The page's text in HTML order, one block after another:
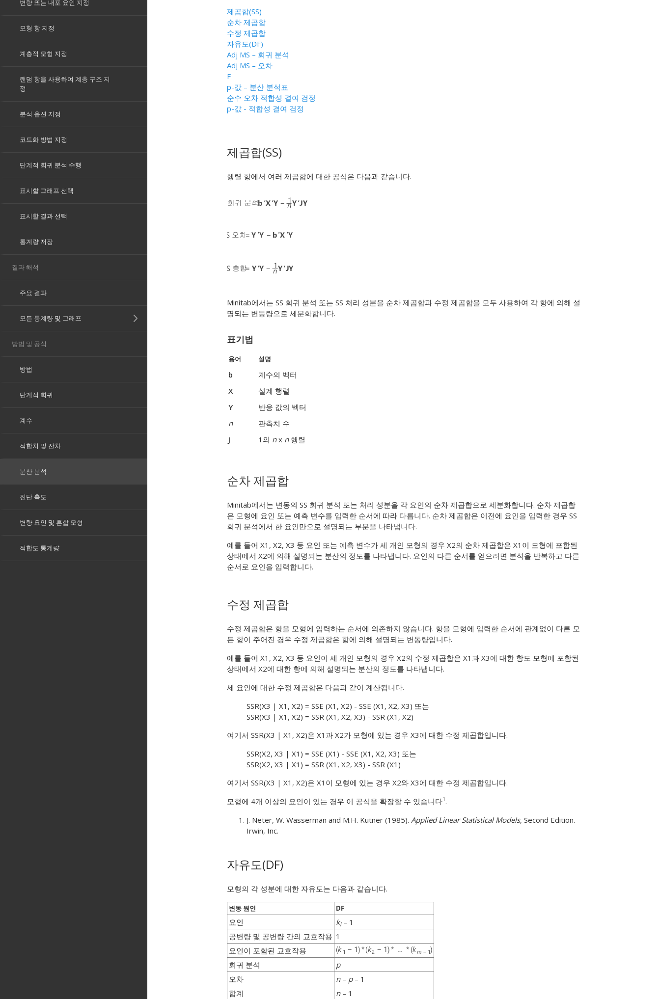
제곱합(SS)
순차 제곱합
수정 제곱합
자유도(DF)
Adj MS – 회귀 분석
Adj MS – 오차
F
p-값 – 분산 분석표
순수 오차 적합성 결여 검정
p-값 - 적합성 결여 검정
제곱합(SS)
행렬 항에서 여러 제곱합에 대한 공식은 다음과 같습니다.
Minitab에서는 SS 회귀 분석 또는 SS 처리 성분을 순차 제곱합과 수정 제곱합을 모두 사용하여 각 항에 의해 설
명되는 변동량으로 세분화합니다.
표기법
용어 설명
b
계수의 벡터
X
설계 행렬
Y
반응 값의 벡터
n
관측치 수
J
1의 nx n행렬
순차 제곱합
Minitab에서는 변동의 SS 회귀 분석 또는 처리 성분을 각 요인의 순차 제곱합으로 세분화합니다. 순차 제곱합
은 모형에 요인 또는 예측 변수를 입력한 순서에 따라 다릅니다. 순차 제곱합은 이전에 요인을 입력한 경우 SS
회귀 분석에서 한 요인만으로 설명되는 부분을 나타냅니다.
예를 들어 X1, X2, X3 등 요인 또는 예측 변수가 세 개인 모형의 경우 X2의 순차 제곱합은 X1이 모형에 포함된
상태에서 X2에 의해 설명되는 분산의 정도를 나타냅니다. 요인의 다른 순서를 얻으려면 분석을 반복하고 다른
순서로 요인을 입력합니다.
수정 제곱합
수정 제곱합은 항을 모형에 입력하는 순서에 의존하지 않습니다. 항을 모형에 입력한 순서에 관계없이 다른 모
든 항이 주어진 경우 수정 제곱합은 항에 의해 설명되는 변동량입니다.
예를 들어 X1, X2, X3 등 요인이 세 개인 모형의 경우 X2의 수정 제곱합은 X1과 X3에 대한 항도 모형에 포함된
상태에서 X2에 대한 항에 의해 설명되는 분산의 정도를 나타냅니다.
세 요인에 대한 수정 제곱합은 다음과 같이 계산됩니다.
SSR(X3 | X1, X2) = SSE (X1, X2) - SSE (X1, X2, X3) 또는
SSR(X3 | X1, X2) = SSR (X1, X2, X3) - SSR (X1, X2)
여기서 SSR(X3 | X1, X2)은 X1과 X2가 모형에 있는 경우 X3에 대한 수정 제곱합입니다.
SSR(X2, X3 | X1) = SSE (X1) - SSE (X1, X2, X3) 또는
SSR(X2, X3 | X1) = SSR (X1, X2, X3) - SSR (X1)
여기서 SSR(X3 | X1, X2)은 X1이 모형에 있는 경우 X2와 X3에 대한 수정 제곱합입니다.
모형에 4개 이상의 요인이 있는 경우 이 공식을 확장할 수 있습니다1.
J. Neter, W. Wasserman and M.H. Kutner (1985). Applied Linear Statistical Models, Second Edition.
Irwin, Inc.
자유도(DF)
모형의 각 성분에 대한 자유도는 다음과 같습니다.
변동 원인 DF
요인 ki– 1
공변량 및 공변량 간의 교호작용 1
요인이 포함된 교호작용
회귀 분석
p
오차
n – p – 1
합계
n – 1